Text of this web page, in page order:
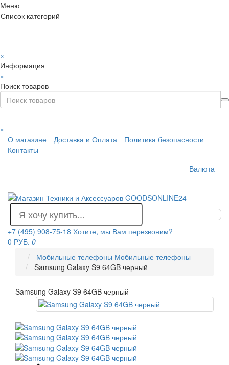
Меню
Список категорий
×
Информация
×
Поиск товаров
×
О магазине
Доставка и Оплата
Политика безопасности
Контакты
Валюта
+7 (495) 908-75-18 Хотите, мы Вам перезвоним?
0 РУБ. 0
Мобильные телефоны Мобильные телефоны
Samsung Galaxy S9 64GB черный
Samsung Galaxy S9 64GB черный